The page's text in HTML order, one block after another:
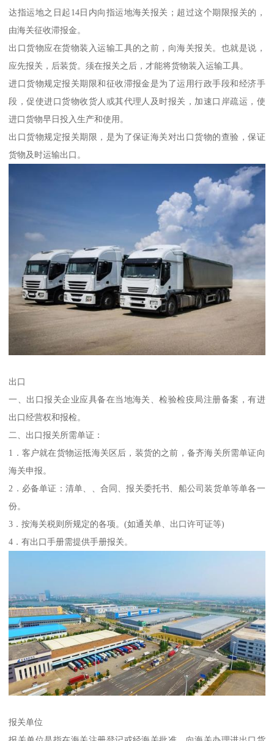
达指运地之日起14日内向指运地海关报关；超过这个期限报关的，
由海关征收滞报金。
出口货物应在货物装入运输工具的之前，向海关报关。也就是说，
应先报关，后装货。须在报关之后，才能将货物装入运输工具。
进口货物规定报关期限和征收滞报金是为了运用行政手段和经济手
段，促使进口货物收货人或其代理人及时报关，加速口岸疏运，使
进口货物早日投入生产和使用。
出口货物规定报关期限，是为了保证海关对出口货物的查验，保证
货物及时运输出口。
出口
一、出口报关企业应具备在当地海关、检验检疫局注册备案，有进
出口经营权和报检。
二、出口报关所需单证：
1．客户就在货物运抵海关区后，装货的之前，备齐海关所需单证向
海关申报。
2．必备单证：清单、、合同、报关委托书、船公司装货单等单各一
份。
3．按海关税则所规定的各项。(如通关单、出口许可证等)
4．有出口手册需提供手册报关。
报关单位